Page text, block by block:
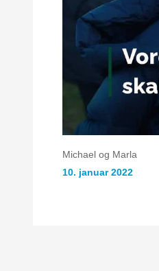
Michael og Marla
10. januar 2022